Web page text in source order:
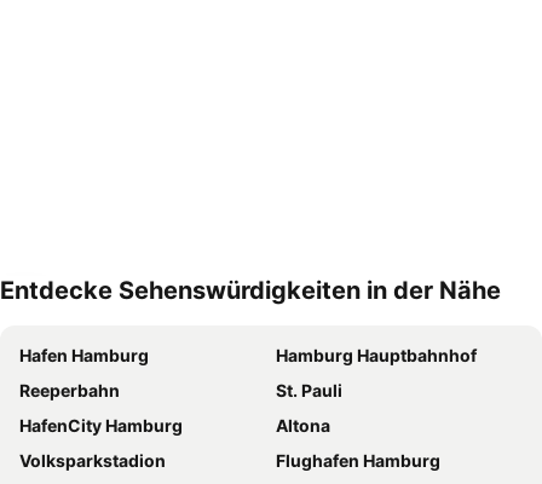
Entdecke Sehenswürdigkeiten in der Nähe
Hafen Hamburg
Hamburg Hauptbahnhof
Reeperbahn
St. Pauli
HafenCity Hamburg
Altona
Volksparkstadion
Flughafen Hamburg